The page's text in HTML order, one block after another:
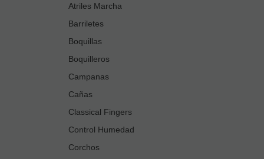
Atriles Marcha
Barriletes
Boquillas
Boquilleros
Campanas
Cañas
Classical Fingers
Control Humedad
Corchos